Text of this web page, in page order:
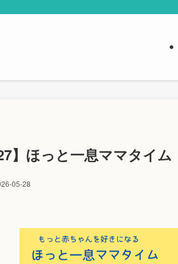
】ほっと一息ママタイム
05-28